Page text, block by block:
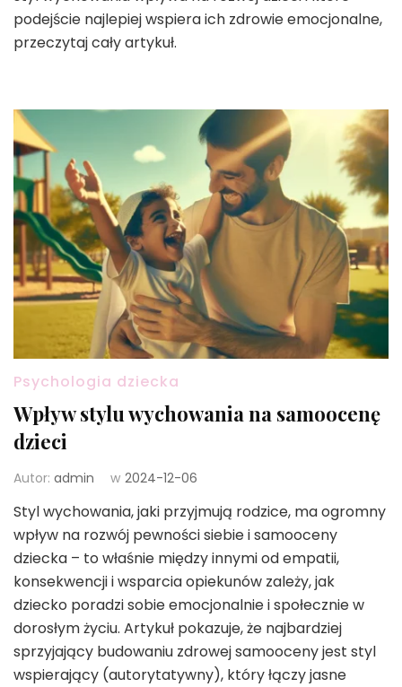
podejście najlepiej wspiera ich zdrowie emocjonalne,
przeczytaj cały artykuł.
Psychologia dziecka
Wpływ stylu wychowania na samoocenę
dzieci
Autor: admin w 2024-12-06
Styl wychowania, jaki przyjmują rodzice, ma ogromny
wpływ na rozwój pewności siebie i samooceny
dziecka – to właśnie między innymi od empatii,
konsekwencji i wsparcia opiekunów zależy, jak
dziecko poradzi sobie emocjonalnie i społecznie w
dorosłym życiu. Artykuł pokazuje, że najbardziej
sprzyjający budowaniu zdrowej samooceny jest styl
wspierający (autorytatywny), który łączy jasne